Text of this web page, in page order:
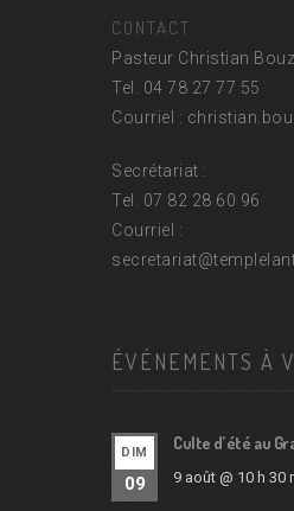
CONTACT
Pasteur Christian
Tel. 04 78 27 77 55
Courriel :
Secrétariat :
Tel. 07 82 28 60 96
Courriel :
secretariat@
ÉVÉNEMENTS À
DIM
09
Culte d’été au
9 août @ 10 h 30